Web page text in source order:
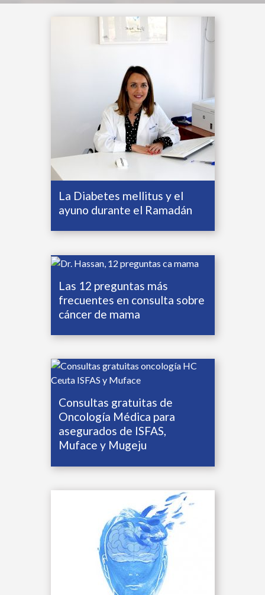
La Diabetes mellitus y el
ayuno durante el Ramadán
Las 12 preguntas más
frecuentes en consulta sobre
cáncer de mama
Consultas gratuitas de
Oncología Médica para
asegurados de ISFAS,
Muface y Mugeju